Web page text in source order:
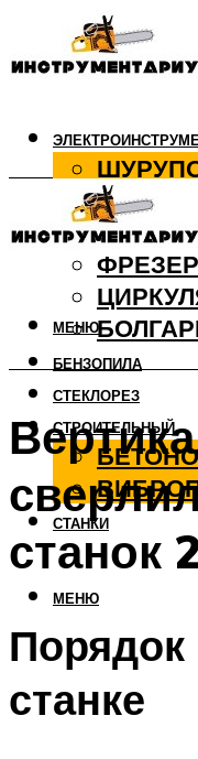
ДРЕЛЬ
ФРЕЗЕР
БЕНЗОПИЛА
СТЕКЛОРЕЗ
СТРОИТЕЛЬНЫЙ
СТАНКИ
МЕНЮ
МЕНЮ
станок
станке